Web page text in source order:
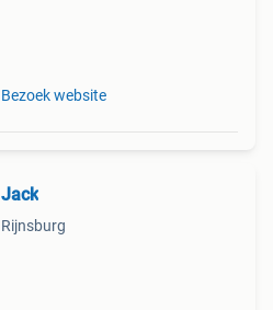
Bezoek website
Jack
Rijnsburg